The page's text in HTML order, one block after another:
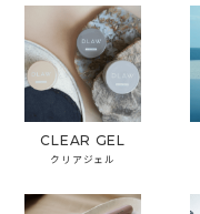
CLEAR GEL
クリアジェル